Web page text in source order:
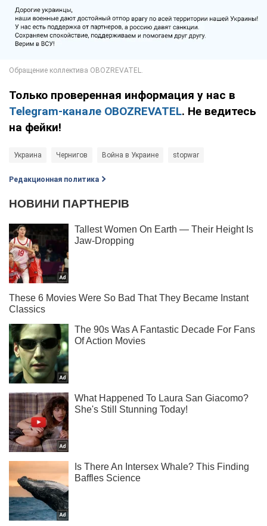
Только проверенная информация у нас в
Telegram-канале OBOZREVATEL. Не ведитесь
на фейки!
Украина Чернигов Война в Украине stopwar
Редакционная политика